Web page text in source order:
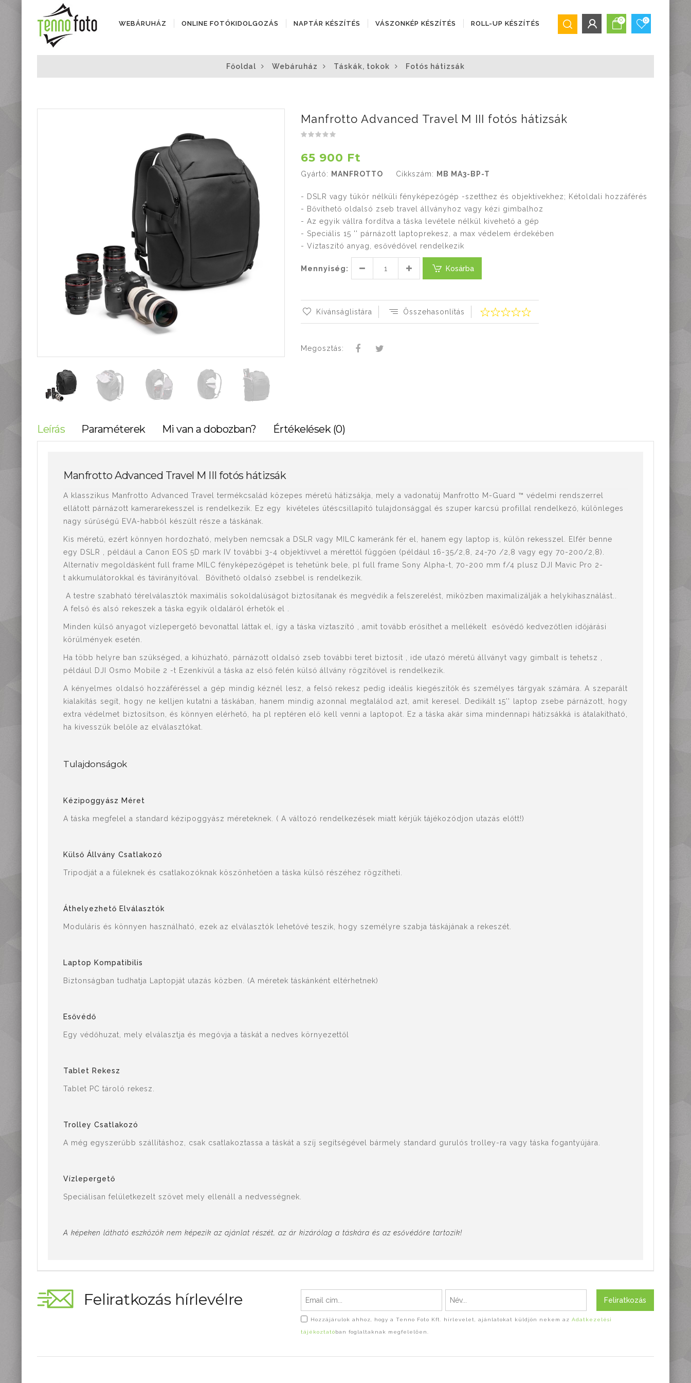
WEBÁRUHÁZ
Objektívek
Tisztító eszközök
Állványok
Diktafonok, Diktafon
tartozékok
Markolatok
Vakuk
Távcsövek,
teleszkópok
Táskák, tokok
Okostelefon
kiegészítők
Könyvek
Fűthető ruházat
Fotóalbum, képkeret
Stúdió és labor
Mikroszkópok és
nagyítók
Lámpa, Fejlámpa
Időjárás állomás,
mérőeszközök
tartozékok
ONLINE FOTÓKIDOLGOZÁS NAPTÁR KÉSZÍTÉS VÁSZONKÉP KÉSZÍTÉS ROLL-UP KÉSZÍTÉS
Bejelentkezés
0 0
Főoldal Webáruház Táskák, tokok Fotós hátizsák
Manfrotto Advanced Travel M III fotós hátizsák
65 900 Ft
Gyártó: MANFROTTO Cikkszám: MB MA3-BP-T
- DSLR vagy tükör nélküli fényképezőgép -szetthez és objektívekhez; Kétoldali hozzáférés
- Bővíthető oldalsó zseb travel állványhoz vagy kézi gimbalhoz
- Az egyik vállra fordítva a táska levétele nélkül kivehető a gép
- Speciális 15 '' párnázott laptoprekesz, a max védelem érdekében
- Víztaszító anyag, esővédővel rendelkezik
Mennyiség: Kosárba
Kívánságlistára Összehasonlítás
Megosztás:
Leírás Paraméterek Mi van a dobozban? Értékelések (0)
Manfrotto Advanced Travel M III fotós hátizsák
A klasszikus Manfrotto Advanced Travel termékcsalád közepes méretű hátizsákja, mely a vadonatúj Manfrotto M-Guard ™ védelmi rendszerrel
ellátott párnázott kamerarekesszel is rendelkezik. Ez egy kivételes ütéscsillapító tulajdonsággal és szuper karcsú profillal rendelkező, különleges
nagy sűrűségű EVA-habból készült része a táskának.
Kis méretű, ezért könnyen hordozható, melyben nemcsak a DSLR vagy MILC kameránk fér el, hanem egy laptop is, külön rekesszel. Elfér benne
egy DSLR , például a Canon EOS 5D mark IV további 3-4 objektívvel a mérettől függően (például 16-35/2,8, 24-70 /2,8 vagy egy 70-200/2,8).
Alternatív megoldásként full frame MILC fényképezőgépet is tehetünk bele, pl full frame Sony Alpha-t, 70-200 mm f/4 plusz DJI Mavic Pro 2-
t akkumulátorokkal és távirányítóval. Bővíthető oldalsó zsebbel is rendelkezik.
A testre szabható térelválasztók maximális sokoldalúságot biztosítanak és megvédik a felszerelést, miközben maximalizálják a helykihasználást..
A felső és alsó rekeszek a táska egyik oldaláról érhetők el .
Minden külső anyagot vízlepergető bevonattal láttak el, így a táska víztaszító , amit tovább erősíthet a mellékelt esővédő kedvezőtlen időjárási
körülmények esetén.
Ha több helyre ban szükséged, a kihúzható, párnázott oldalsó zseb további teret biztosít , ide utazó méretű állványt vagy gimbalt is tehetsz ,
például DJI Osmo Mobile 2 -t Ezenkívül a táska az első felén külső állvány rögzítővel is rendelkezik.
A kényelmes oldalsó hozzáféréssel a gép mindig kéznél lesz, a felső rekesz pedig ideális kiegészítők és személyes tárgyak számára. A szeparált
kialakítás segít, hogy ne kelljen kutatni a táskában, hanem mindig azonnal megtalálod azt, amit keresel. Dedikált 15'' laptop zsebe párnázott, hogy
extra védelmet biztosítson, és könnyen elérhető, ha pl reptéren elő kell venni a laptopot. Ez a táska akár sima mindennapi hátizsákká is átalakítható,
ha kivesszük belőle az elválasztókat.
Tulajdonságok
Kézipoggyász Méret
A táska megfelel a standard kézipoggyász méreteknek. ( A változó rendelkezések miatt kérjük tájékozódjon utazás előtt!)
Külső Állvány Csatlakozó
Tripodját a a füleknek és csatlakozóknak köszönhetően a táska külső részéhez rögzítheti.
Áthelyezhető Elválasztók
Moduláris és könnyen használható, ezek az elválasztók lehetővé teszik, hogy személyre szabja táskájának a rekeszét.
Laptop Kompatibilis
Biztonságban tudhatja Laptopját utazás közben. (A méretek táskánként eltérhetnek)
Esővédő
Egy védőhuzat, mely elválasztja és megóvja a táskát a nedves környezettől
Tablet Rekesz
Tablet PC tároló rekesz.
Trolley Csatlakozó
A még egyszerűbb szállításhoz, csak csatlakoztassa a táskát a szíj segítségével bármely standard gurulós trolley-ra vagy táska fogantyújára.
Vízlepergető
Speciálisan felületkezelt szövet mely ellenáll a nedvességnek.
A képeken látható eszközök nem képezik az ajánlat részét, az ár kizárólag a táskára és az esővédőre tartozik!
Feliratkozás hírlevélre Feliratkozás
Hozzájárulok ahhoz, hogy a Tenno Foto Kft. hírlevelet, ajánlatokat küldjön nekem azAdatkezelési
tájékoztatóban foglaltaknak megfelelően.